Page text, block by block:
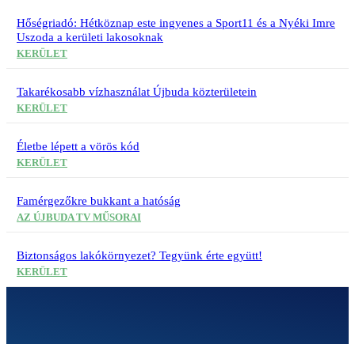
Hőségriadó: Hétköznap este ingyenes a Sport11 és a Nyéki Imre
Uszoda a kerületi lakosoknak
KERÜLET
Takarékosabb vízhasználat Újbuda közterületein
KERÜLET
Életbe lépett a vörös kód
KERÜLET
Famérgezőkre bukkant a hatóság
AZ ÚJBUDA TV MŰSORAI
Biztonságos lakókörnyezet? Tegyünk érte együtt!
KERÜLET